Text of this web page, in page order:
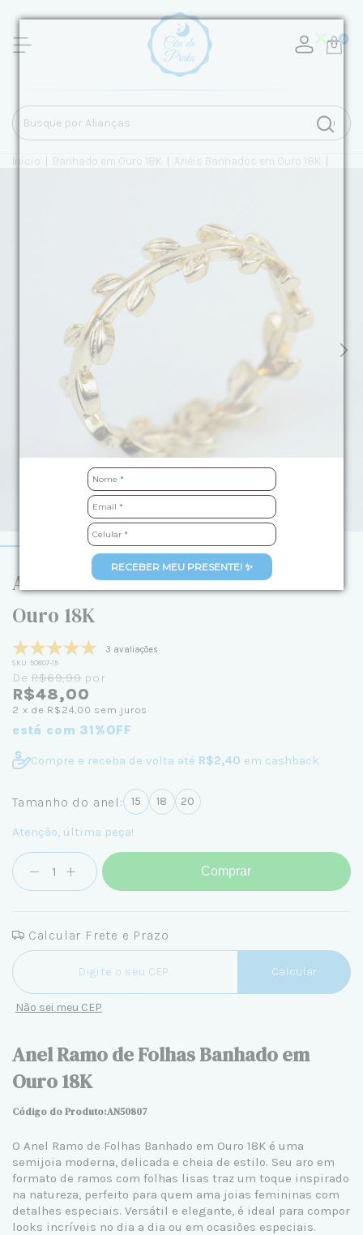
RECEBER MEU PRESENTE! ✨
0
Início Banhado em Ouro 18K Anéis Banhados em Ouro 18K
Anel Ramo de Folhas Lisas Banhado
Ouro 18K
3 avaliações
SKU: 50807-15
DeR$69,90por
R$48,00
2 x de R$24,00 sem juros
está com 31%OFF
Compre e receba de volta até R$2,40 em cashback
Tamanho do anel: 15 18 20
Atenção, última peça!
Comprar
Calcular Frete e Prazo
Entregas para o CEP:
Calcular
Não sei meu CEP
Anel Ramo de Folhas Banhado em
Ouro 18K
Código do Produto:AN50807
O Anel Ramo de Folhas Banhado em Ouro 18K é uma
semijoia moderna, delicada e cheia de estilo. Seu aro em
formato de ramos com folhas lisas traz um toque inspirado
na natureza, perfeito para quem ama joias femininas com
detalhes especiais. Versátil e elegante, é ideal para compor
looks incríveis no dia a dia ou em ocasiões especiais.